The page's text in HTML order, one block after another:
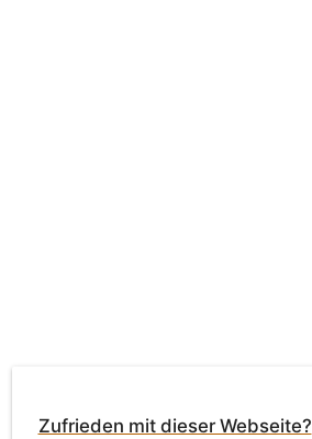
Zufrieden mit dieser Webseite?